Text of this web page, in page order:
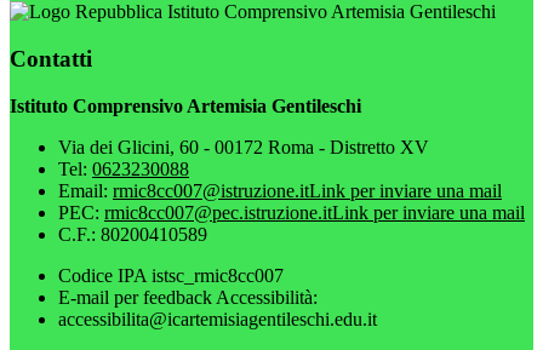
Istituto Comprensivo Artemisia Gentileschi
Contatti
Istituto Comprensivo Artemisia Gentileschi
Via dei Glicini, 60 - 00172 Roma - Distretto XV
Tel: 0623230088
Email: rmic8cc007@istruzione.itLink per inviare una mail
PEC: rmic8cc007@pec.istruzione.itLink per inviare una mail
C.F.: 80200410589
Codice IPA istsc_rmic8cc007
E-mail per feedback Accessibilità:
accessibilita@icartemisiagentileschi.edu.it